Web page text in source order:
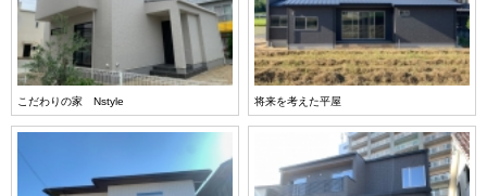
こだわりの家 Nstyle 将来を考えた平屋